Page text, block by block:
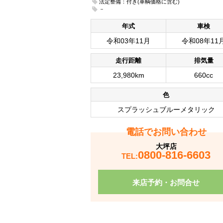
法定整備：付き(車輌価格に含む)
－
年式 車検
令和03年11月 令和08年11
走行距離 排気量
23,980km 660cc
色
スプラッシュブルーメタリック
電話でお問い合わせ
大坪店
TEL:0800-816-6603
来店予約・お問合せ